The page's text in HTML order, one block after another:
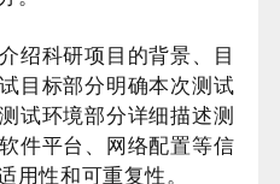
绍科研项目的背景、目
目标部分明确本次测试
试环境部分详细描述测
件平台、网络配置等信
用性和可重复性。